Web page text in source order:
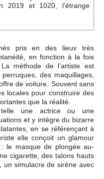
2019 et 1020, l’étrange
pris en des lieux très
en fonction à la fois
méthode de l’artiste est
des maquillages,
de voiture. Souvent sans
locales pour construire des
que la réalité.
telle une actrice ou une
et y intègre du bizarre
en se référençant à
elle conçoit un glamour
le masque de plongée au-
cigarette, des talons hauts
un simulacre de sirène avec